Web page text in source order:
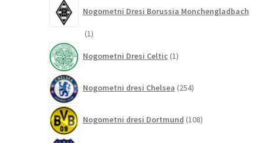
Nogometni Dresi Borussia Monchengladbach
11
Nogometni Dresi Celtic 1izdelek
Nogometni dresi Chelsea 254izdelkov
Nogometni dresi Dortmund 108izdelkov